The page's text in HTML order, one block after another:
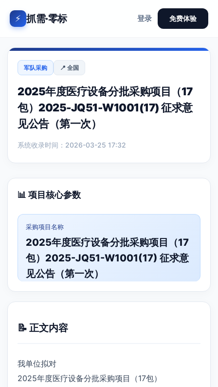
⚡ 抓需·零标 登录 免费体验
军队采购 📍 全国
2025年度医疗设备分批采购项目（17
包）2025-JQ51-W1001(17) 征求意
见公告（第一次）
系统收录时间：2026-03-25 17:32
📊 项目核心参数
采购项目名称
2025年度医疗设备分批采购项目（17
包）2025-JQ51-W1001(17) 征求意
见公告（第一次）
📝 正文内容
我单位拟对
2025年度医疗设备分批采购项目（17包）